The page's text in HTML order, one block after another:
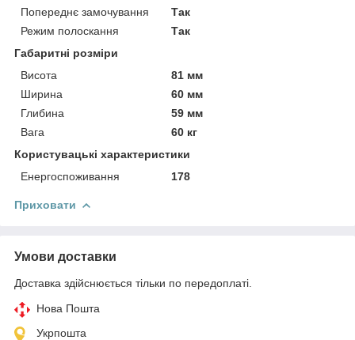
Попереднє замочування
Так
Режим полоскання
Так
Габаритні розміри
Висота
81 мм
Ширина
60 мм
Глибина
59 мм
Вага
60 кг
Користувацькi характеристики
Енергоспоживання
178
Приховати
Умови доставки
Доставка здійснюється тільки по передоплаті.
Нова Пошта
Укрпошта